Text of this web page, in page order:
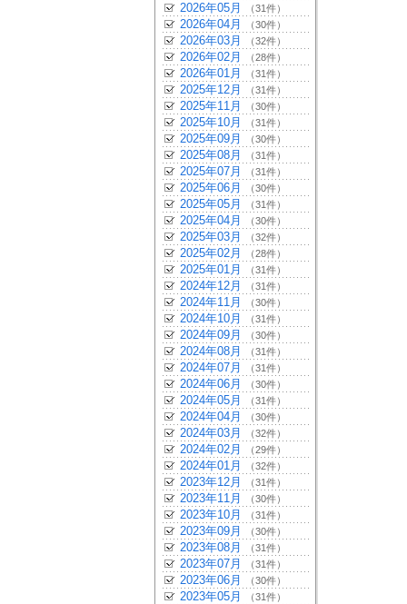
2026年05月 （31件）
2026年04月 （30件）
2026年03月 （32件）
2026年02月 （28件）
2026年01月 （31件）
2025年12月 （31件）
2025年11月 （30件）
2025年10月 （31件）
2025年09月 （30件）
2025年08月 （31件）
2025年07月 （31件）
2025年06月 （30件）
2025年05月 （31件）
2025年04月 （30件）
2025年03月 （32件）
2025年02月 （28件）
2025年01月 （31件）
2024年12月 （31件）
2024年11月 （30件）
2024年10月 （31件）
2024年09月 （30件）
2024年08月 （31件）
2024年07月 （31件）
2024年06月 （30件）
2024年05月 （31件）
2024年04月 （30件）
2024年03月 （32件）
2024年02月 （29件）
2024年01月 （32件）
2023年12月 （31件）
2023年11月 （30件）
2023年10月 （31件）
2023年09月 （30件）
2023年08月 （31件）
2023年07月 （31件）
2023年06月 （30件）
2023年05月 （31件）